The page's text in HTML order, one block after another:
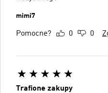
mimi7
Pomocne? 0 0
Trafione zakupy